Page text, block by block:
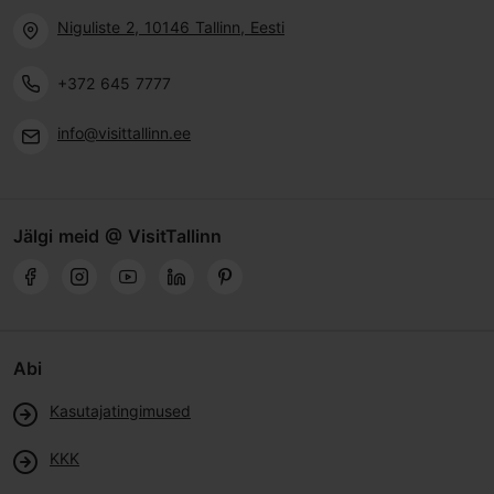
Niguliste 2, 10146 Tallinn, Eesti
+372 645 7777
info@visittallinn.ee
Jälgi meid @ VisitTallinn
Abi
Kasutajatingimused
KKK